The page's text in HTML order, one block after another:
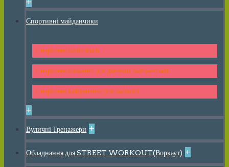
+
Спортивні майданчики
Спортивні Комплекси
Спортивні елементи для дитячих майданчиків
Спортивні майданчики для малюків
+
Вуличні Тренажери +
Обладнання для STREET WORKOUT(Воркаут) +